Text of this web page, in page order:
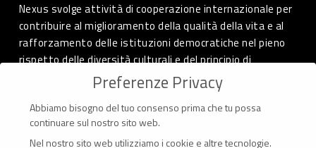
Nexus svolge attività di cooperazione internazionale per
contribuire al miglioramento della qualità della vita e al
rafforzamento delle istituzioni democratiche nel pieno
rispetto delle diversità culturali e del principio di
autodeterminazione dei popoli.
CONTATTI
Preferenze Privacy
Abbiamo bisogno del tuo consenso prima che tu possa
continuare sul nostro sito web.
Nel nostro sito web utilizziamo i cookie e altre tecnologie.